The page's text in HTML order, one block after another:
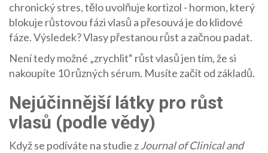
chronický stres, tělo uvolňuje kortizol - hormon, který
blokuje růstovou fázi vlasů a přesouvá je do klidové
fáze. Výsledek? Vlasy přestanou růst a začnou padat.
Není tedy možné „zrychlit“ růst vlasů jen tím, že si
nakoupíte 10 různých sérum. Musíte začít od základů.
Nejúčinnější látky pro růst
vlasů (podle vědy)
Když se podíváte na studie zJournal of Clinical and